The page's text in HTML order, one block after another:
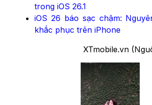
trong iOS 26.1
iOS 26 báo sạc chậm:
khắc phục trên iPhone
XTmobile.vn